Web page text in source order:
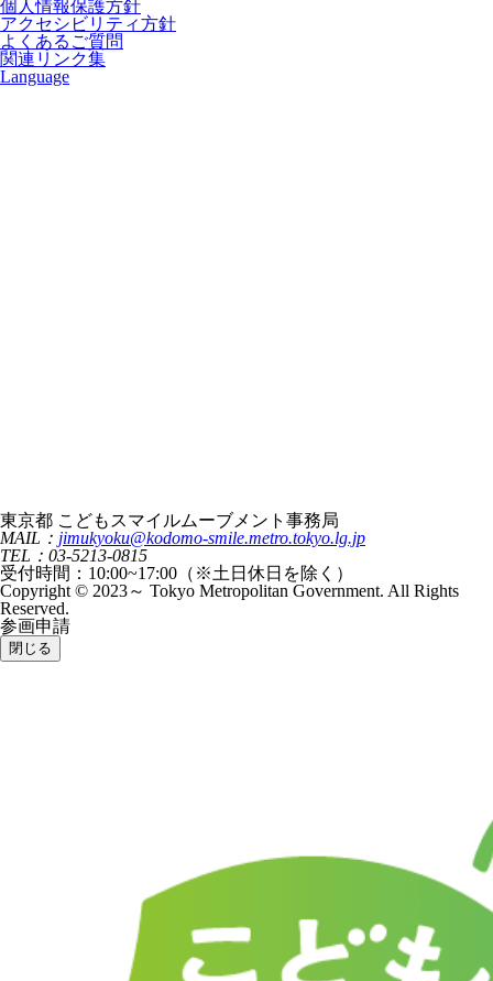
個人情報保護方針
アクセシビリティ方針
よくあるご質問
関連リンク集
Language
東京都 こどもスマイルムーブメント事務局
MAIL： jimukyoku@kodomo-smile.metro.tokyo.lg.jp
TEL：03-5213-0815
受付時間：10:00~17:00（※土日休日を除く）
Copyright © 2023～ Tokyo Metropolitan Government. All Rights
Reserved.
参画申請
閉じる